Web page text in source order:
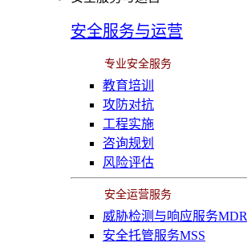
安全服务与运营
专业安全服务
教育培训
攻防对抗
工程实施
咨询规划
风险评估
安全运营服务
威胁检测与响应服务MDR
安全托管服务MSS